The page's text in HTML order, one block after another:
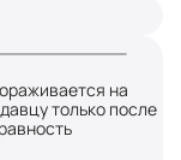
на
только после